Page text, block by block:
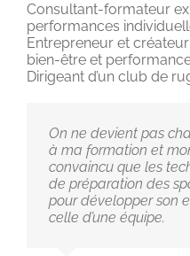
Consultant-formateur
performances
Entrepreneur et
bien-être et
Dirigeant d’un club de
On ne devient pas
à ma formation et
convaincu que les
de préparation des
pour développer son
celle d’une équipe.